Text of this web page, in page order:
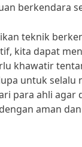
berkendara
teknik
kita dapat
khawatir
untuk selalu
para ahli agar
aman